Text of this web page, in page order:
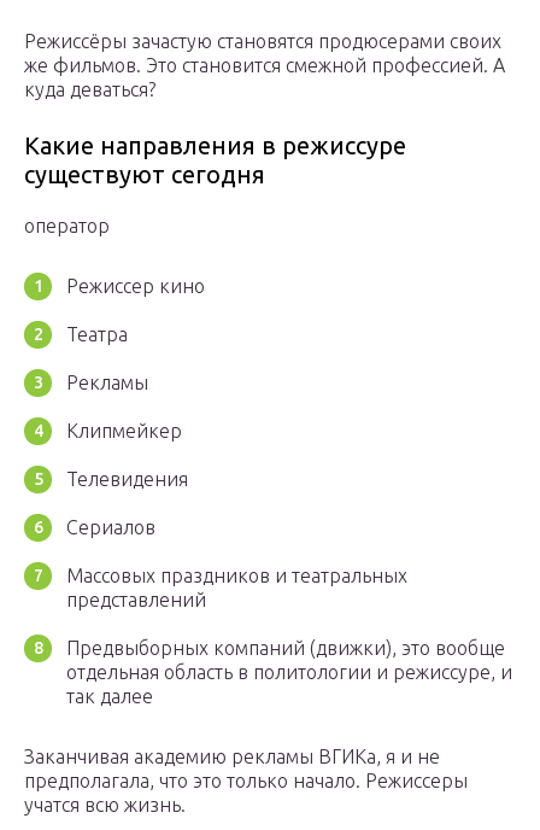
Режиссёры зачастую становятся продюсерами своих
же фильмов. Это становится смежной профессией. А
куда деваться?
Какие направления в режиссуре
существуют сегодня
оператор
Режиссер кино
Театра
Рекламы
Клипмейкер
Телевидения
Сериалов
Массовых праздников и театральных
представлений
Предвыборных компаний (движки), это вообще
отдельная область в политологии и режиссуре, и
так далее
Заканчивая академию рекламы ВГИКа, я и не
предполагала, что это только начало. Режиссеры
учатся всю жизнь.